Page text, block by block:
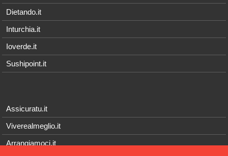
Dietando.it
Inturchia.it
Ioverde.it
Sushipoint.it
Assicuratu.it
Viverealmeglio.it
Arrangiamoci.it